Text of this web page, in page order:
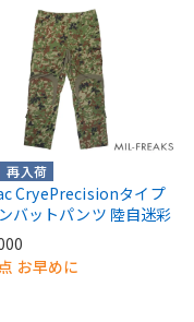
再入荷
CryePrecisionタイプ
バットパンツ 陸自迷彩
お早めに